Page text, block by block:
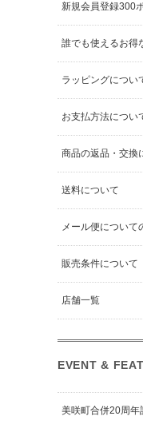
新規会員登録300
誰でも使えるお得
ラッピングについ
お支払方法につい
商品の返品・交換
送料について
メール便について
販売条件について
店舗一覧
EVENT &
美咲町合併20周年